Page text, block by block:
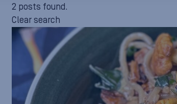
2 posts found.
Clear search